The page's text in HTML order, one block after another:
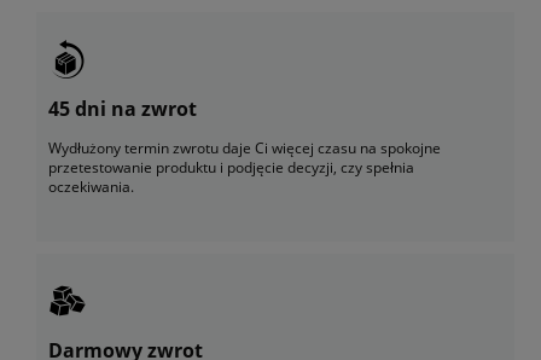
45 dni na zwrot
Wydłużony termin zwrotu daje Ci więcej czasu na spokojne
przetestowanie produktu i podjęcie decyzji, czy spełnia
oczekiwania.
Darmowy zwrot